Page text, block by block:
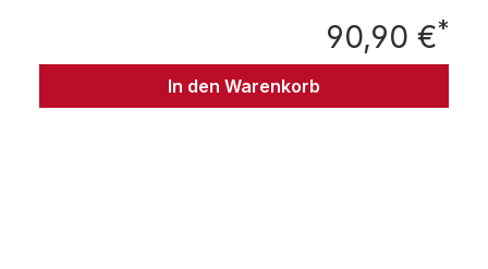
90,90 €*
In den Warenkorb